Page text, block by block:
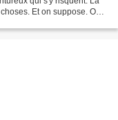
Et on suppose. On